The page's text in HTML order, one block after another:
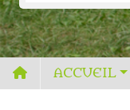
ACCUEIL